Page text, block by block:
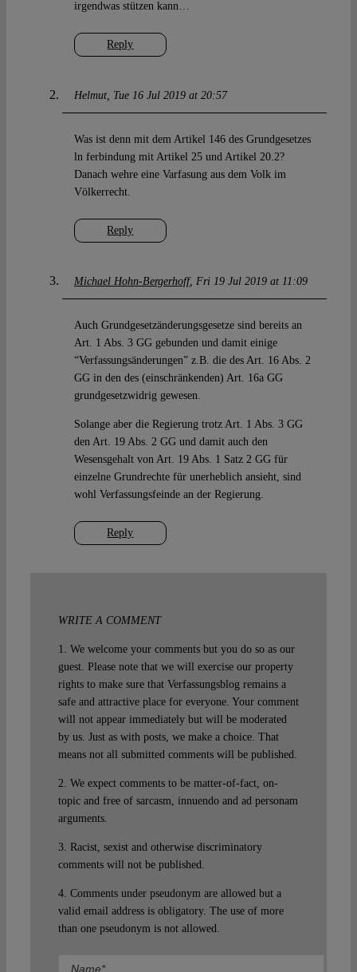
Reply
irgendwas stützen kann…
Helmut Tue 16 Jul 2019 at 20:57
Reply
Was ist denn mit dem Artikel 146 des Grundgesetzes
ln ferbindung mit Artikel 25 und Artikel 20.2?
Danach wehre eine Varfasung aus dem Volk im
Völkerrecht.
Michael Hohn-Bergerhoff Fri 19 Jul 2019 at 11:09
Reply
Auch Grundgesetzänderungsgesetze sind bereits an
Art. 1 Abs. 3 GG gebunden und damit einige
“Verfassungsänderungen” z.B. die des Art. 16 Abs. 2
GG in den des (einschränkenden) Art. 16a GG
grundgesetzwidrig gewesen.
Solange aber die Regierung trotz Art. 1 Abs. 3 GG
den Art. 19 Abs. 2 GG und damit auch den
Wesensgehalt von Art. 19 Abs. 1 Satz 2 GG für
einzelne Grundrechte für unerheblich ansieht, sind
wohl Verfassungsfeinde an der Regierung.
WRITE A COMMENT
1. We welcome your comments but you do so as our
guest. Please note that we will exercise our property
rights to make sure that Verfassungsblog remains a
safe and attractive place for everyone. Your comment
will not appear immediately but will be moderated
by us. Just as with posts, we make a choice. That
means not all submitted comments will be published.
2. We expect comments to be matter-of-fact, on-
topic and free of sarcasm, innuendo and ad personam
arguments.
3. Racist, sexist and otherwise discriminatory
comments will not be published.
4. Comments under pseudonym are allowed but a
valid email address is obligatory. The use of more
than one pseudonym is not allowed.